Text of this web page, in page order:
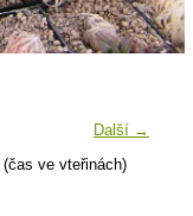
Další →
(čas ve vteřinách)